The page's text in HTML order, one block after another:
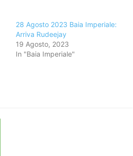
28 Agosto 2023 Baia Imperiale:
Arriva Rudeejay
19 Agosto, 2023
In "Baia Imperiale"